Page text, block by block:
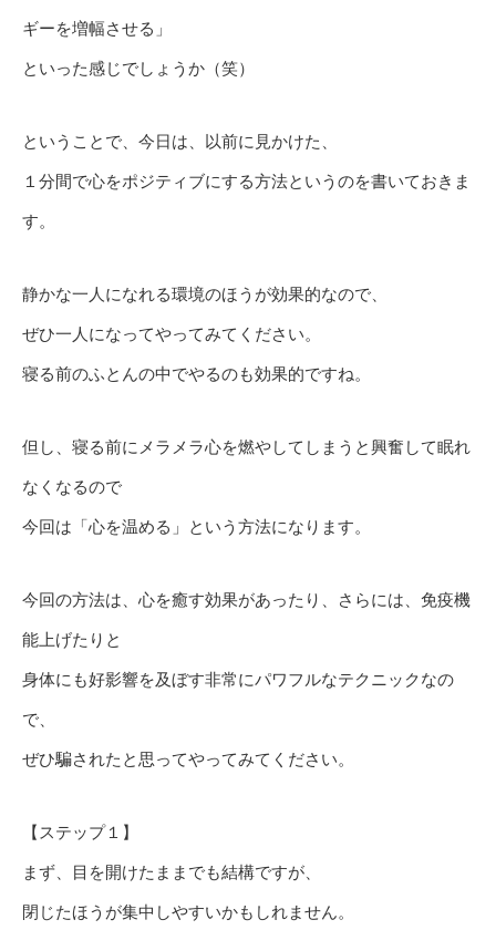
ギーを増幅させる」
といった感じでしょうか（笑）
ということで、今日は、以前に見かけた、
１分間で心をポジティブにする方法というのを書いておきま
す。
静かな一人になれる環境のほうが効果的なので、
ぜひ一人になってやってみてください。
寝る前のふとんの中でやるのも効果的ですね。
但し、寝る前にメラメラ心を燃やしてしまうと興奮して眠れ
なくなるので
今回は「心を温める」という方法になります。
今回の方法は、心を癒す効果があったり、さらには、免疫機
能上げたりと
身体にも好影響を及ぼす非常にパワフルなテクニックなの
で、
ぜひ騙されたと思ってやってみてください。
【ステップ１】
まず、目を開けたままでも結構ですが、
閉じたほうが集中しやすいかもしれません。